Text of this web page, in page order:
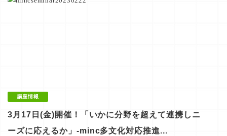
講座情報
3月17日(金)開催！「いかに分野を超えて連携しニ
ーズに応えるか」-minc多文化対応推進...